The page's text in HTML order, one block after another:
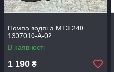
Помпа водяна МТЗ 240-
1307010-А-02
В наявності
1 190 ₴